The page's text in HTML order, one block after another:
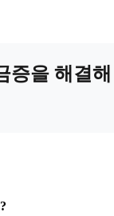
증을 해결해